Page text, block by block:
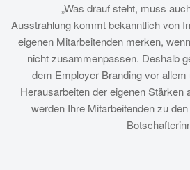
„Was drauf steht, muss
Ausstrahlung kommt bekanntlich von
eigenen Mitarbeitenden merken,
nicht zusammenpassen. Deshalb
dem Employer Branding vor
Herausarbeiten der eigenen Stärken
werden Ihre Mitarbeitenden zu